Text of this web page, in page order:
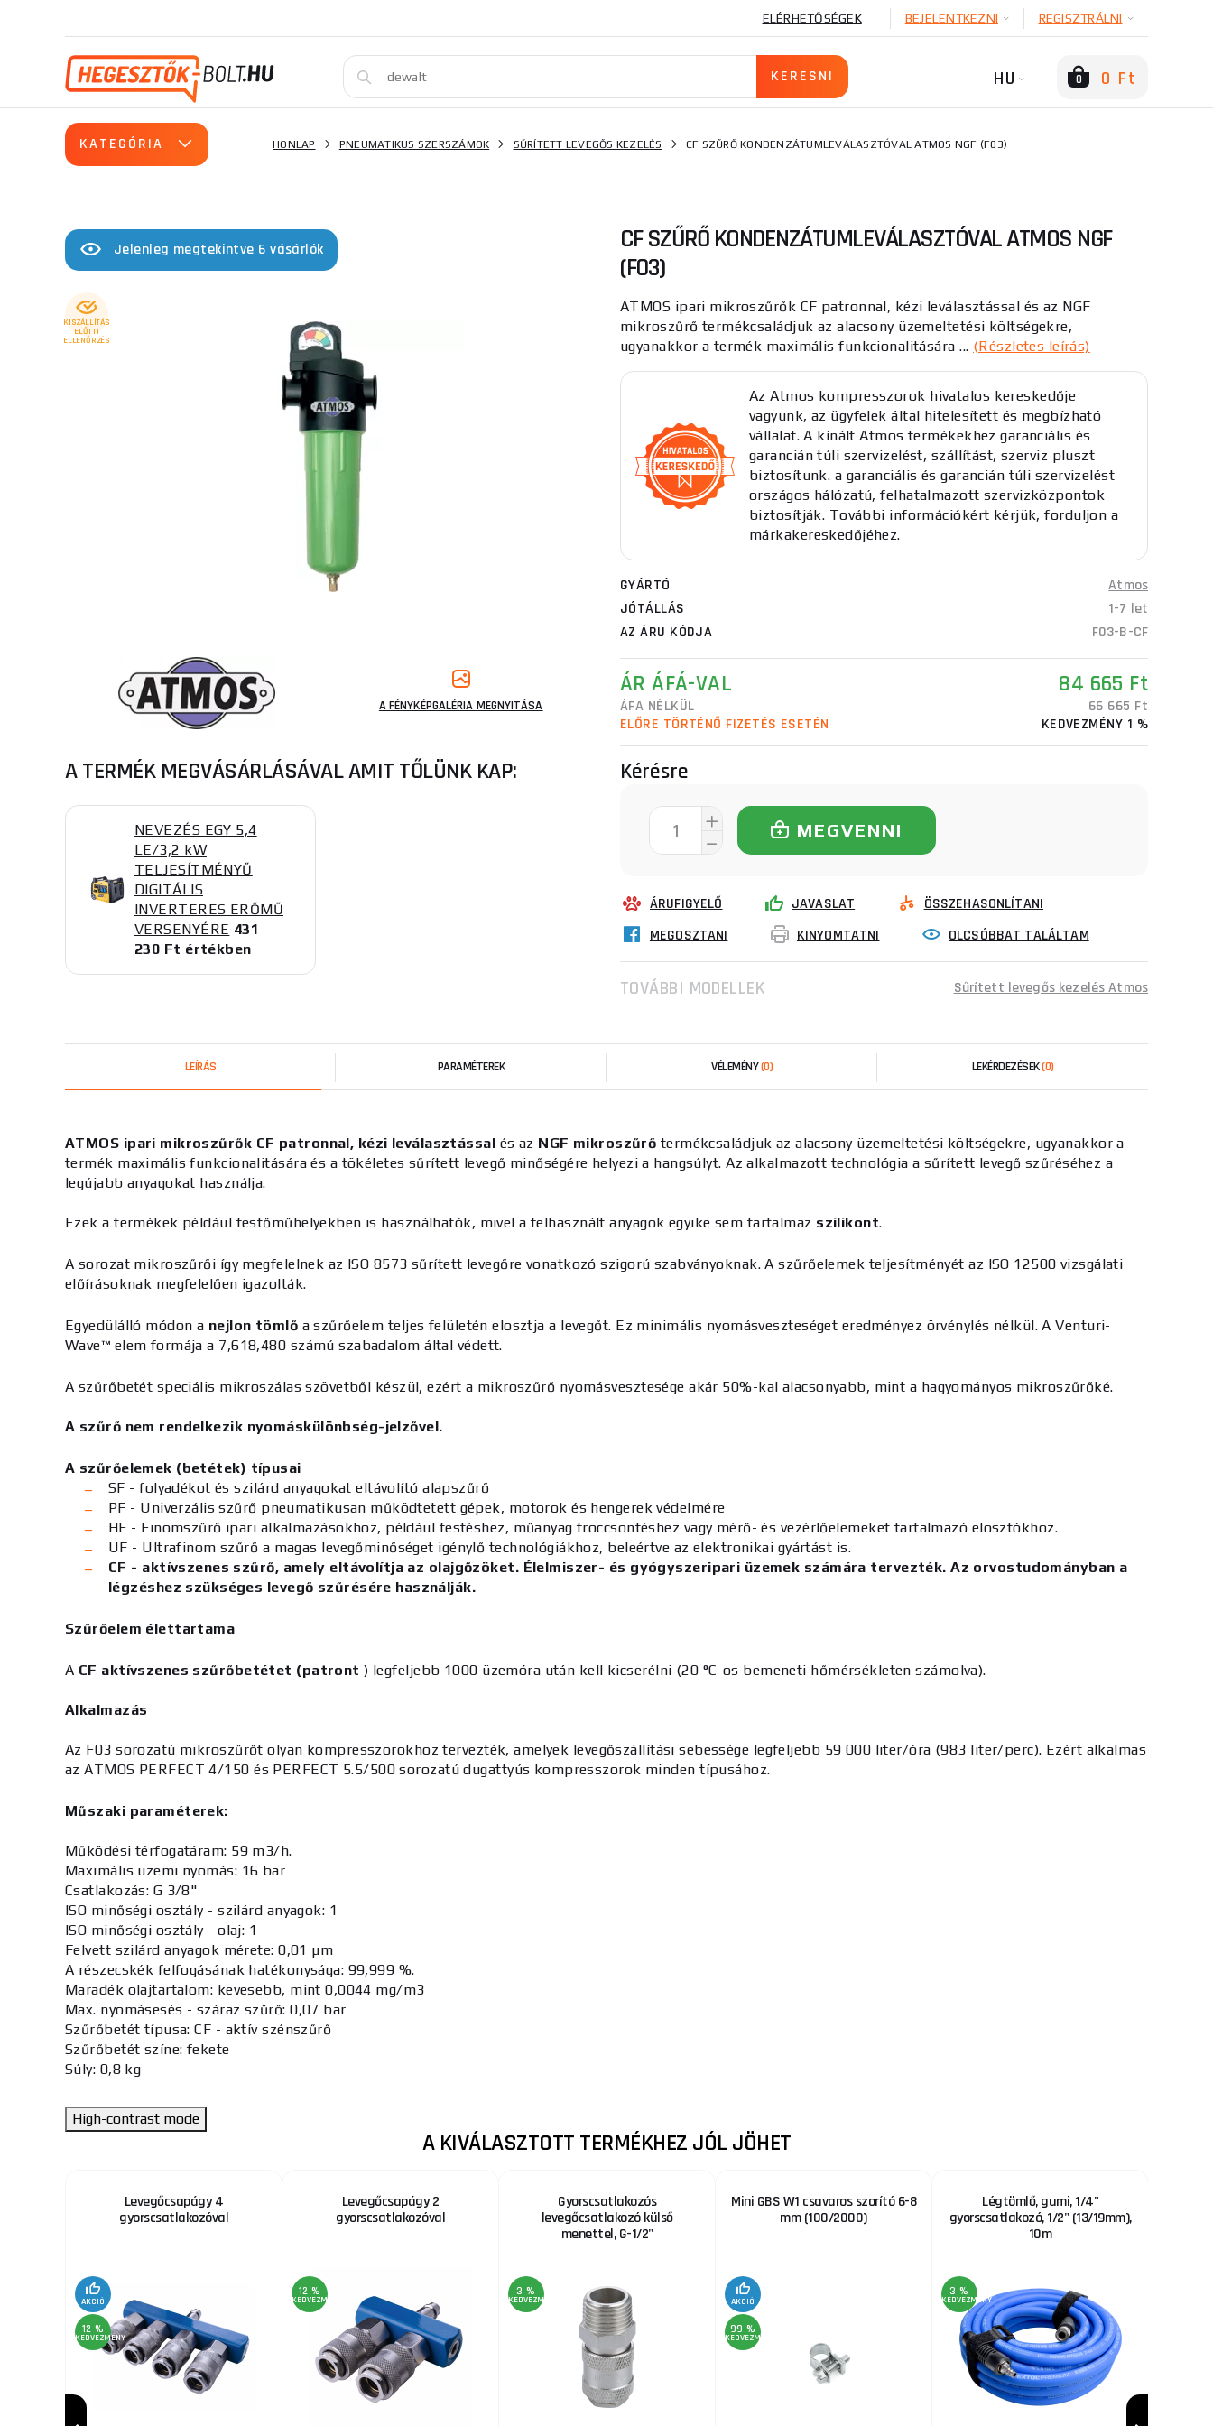
ELÉRHETŐSÉGEK BEJELENTKEZNI REGISZTRÁLNI
HU 0 0 Ft
KATEGÓRIA HONLAP PNEUMATIKUS SZERSZÁMOK SŰRÍTETT LEVEGŐS KEZELÉS CF SZŰRŐ KONDENZÁTUMLEVÁLASZTÓVAL ATMOS NGF (F03)
Jelenleg megtekintve 6 vásárlók
KISZÁLLÍTÁS
ELŐTTI
ELLENŐRZÉS
A FÉNYKÉPGALÉRIA MEGNYITÁSA
A TERMÉK MEGVÁSÁRLÁSÁVAL AMIT TŐLÜNK KAP:
NEVEZÉS EGY 5,4
LE/3,2 kW
TELJESÍTMÉNYŰ
DIGITÁLIS
INVERTERES ERŐMŰ
VERSENYÉRE 431
230 Ft értékben
CF SZŰRŐ KONDENZÁTUMLEVÁLASZTÓVAL ATMOS NGF
(F03)
ATMOS ipari mikroszűrők CF patronnal, kézi leválasztással és az NGF
mikroszűrő termékcsaládjuk az alacsony üzemeltetési költségekre,
ugyanakkor a termék maximális funkcionalitására ... (Részletes leírás)
Az Atmos kompresszorok hivatalos kereskedője
vagyunk, az ügyfelek által hitelesített és megbízható
vállalat. A kínált Atmos termékekhez garanciális és
garancián túli szervizelést, szállítást, szerviz pluszt
biztosítunk. a garanciális és garancián túli szervizelést
országos hálózatú, felhatalmazott szervizközpontok
biztosítják. További információkért kérjük, forduljon a
márkakereskedőjéhez.
GYÁRTÓ
Atmos
JÓTÁLLÁS
1-7 let
AZ ÁRU KÓDJA
F03-B-CF
ÁR ÁFÁ-VAL 84 665 Ft
ÁFA NÉLKÜL
66 665 Ft
ELŐRE TÖRTÉNŐ FIZETÉS ESETÉN
KEDVEZMÉNY 1 %
Kérésre
MEGVENNI
ÁRUFIGYELŐ JAVASLAT
ÖSSZEHASONLÍTANI
MEGOSZTANI
KINYOMTATNI OLCSÓBBAT TALÁLTAM
TOVÁBBI MODELLEK Sűrített levegős kezelés Atmos
LEÍRÁS PARAMÉTEREK VÉLEMÉNY(0) LEKÉRDEZÉSEK(0)
ATMOS ipari mikroszűrők CF patronnal, kézi leválasztással és az NGF mikroszűrő termékcsaládjuk az alacsony üzemeltetési költségekre, ugyanakkor a
termék maximális funkcionalitására és a tökéletes sűrített levegő minőségére helyezi a hangsúlyt. Az alkalmazott technológia a sűrített levegő szűréséhez a
legújabb anyagokat használja.
Ezek a termékek például festőműhelyekben is használhatók, mivel a felhasznált anyagok egyike sem tartalmaz szilikont.
A sorozat mikroszűrői így megfelelnek az ISO 8573 sűrített levegőre vonatkozó szigorú szabványoknak. A szűrőelemek teljesítményét az ISO 12500 vizsgálati
előírásoknak megfelelően igazolták.
Egyedülálló módon a nejlon tömlő a szűrőelem teljes felületén elosztja a levegőt. Ez minimális nyomásveszteséget eredményez örvénylés nélkül. AVenturi-
Wave™ elem formája a 7,618,480 számú szabadalom által védett.
A szűrőbetét speciális mikroszálas szövetből készül, ezért a mikroszűrő nyomásvesztesége akár 50%-kal alacsonyabb, mint a hagyományos mikroszűrőké.
A szűrő nem rendelkezik nyomáskülönbség-jelzővel.
A szűrőelemek (betétek) típusai
SF - folyadékot és szilárd anyagokat eltávolító alapszűrő
PF - Univerzális szűrő pneumatikusan működtetett gépek, motorok és hengerek védelmére
HF - Finomszűrő ipari alkalmazásokhoz, például festéshez, műanyag fröccsöntéshez vagy mérő- és vezérlőelemeket tartalmazó elosztókhoz.
UF - Ultrafinom szűrő a magas levegőminőséget igénylő technológiákhoz, beleértve az elektronikai gyártást is.
CF - aktívszenes szűrő, amely eltávolítja az olajgőzöket. Élelmiszer- és gyógyszeripari üzemek számára tervezték. Az orvostudományban a
légzéshez szükséges levegő szűrésére használják.
Szűrőelem élettartama
A CF aktívszenes szűrőbetétet (patront ) legfeljebb 1000 üzemóra után kell kicserélni (20 °C-os bemeneti hőmérsékleten számolva).
Alkalmazás
Az F03 sorozatú mikroszűrőt olyan kompresszorokhoz tervezték, amelyek levegőszállítási sebessége legfeljebb 59 000 liter/óra (983 liter/perc). Ezért alkalmas
az ATMOS PERFECT 4/150 és PERFECT 5.5/500 sorozatú dugattyús kompresszorok minden típusához.
Műszaki paraméterek:
Működési térfogatáram: 59 m3/h.
Maximális üzemi nyomás: 16 bar
Csatlakozás: G 3/8"
ISO minőségi osztály - szilárd anyagok: 1
ISO minőségi osztály - olaj: 1
Felvett szilárd anyagok mérete:0,01 µm
A részecskék felfogásának hatékonysága: 99,999 %.
Maradék olajtartalom: kevesebb, mint 0,0044 mg/m3
Max. nyomásesés - száraz szűrő:0,07 bar
Szűrőbetét típusa:CF - aktív szénszűrő
Szűrőbetét színe:fekete
Súly: 0,8 kg
High-contrast mode
A KIVÁLASZTOTT TERMÉKHEZ JÓL JÖHET
Levegőcsapágy 4
gyorscsatlakozóval
AKCIÓ
12 %
KEDVEZMÉNY
Levegőcsapágy 2
gyorscsatlakozóval
12 %
KEDVEZMÉNY
Gyorscsatlakozós
levegőcsatlakozó külső
menettel, G-1/2"
3 %
KEDVEZMÉNY
Mini GBS W1 csavaros szorító 6-8
mm (100/2000)
AKCIÓ
99 %
KEDVEZMÉNY
Légtömlő, gumi, 1/4"
gyorscsatlakozó, 1/2" (13/19mm),
10m
3 %
KEDVEZMÉNY